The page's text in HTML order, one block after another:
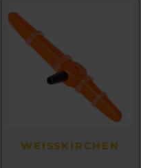
WEISSKIRCHEN